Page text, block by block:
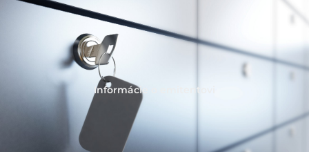
Informácie o emitentovi